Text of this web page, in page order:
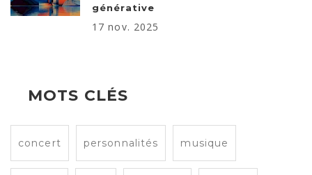
générative
17 nov. 2025
MOTS CLÉS
concert personnalités musique